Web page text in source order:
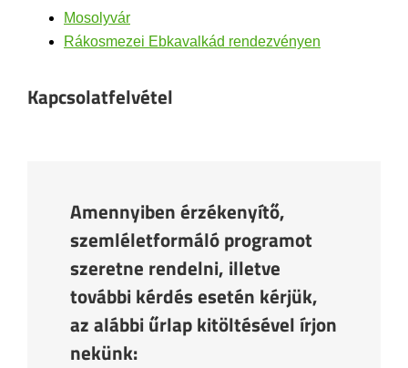
Mosolyvár
Rákosmezei Ebkavalkád rendezvényen
Kapcsolatfelvétel
Amennyiben érzékenyítő,
szemléletformáló programot
szeretne rendelni, illetve
további kérdés esetén kérjük,
az alábbi űrlap kitöltésével írjon
nekünk: